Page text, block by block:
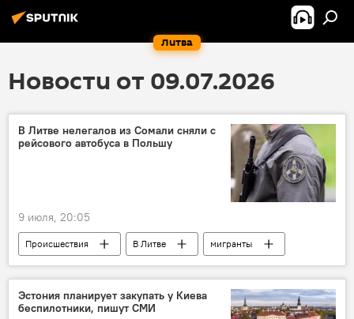
Литва
Новости от 09.07.2026
В Литве нелегалов из Сомали сняли с
рейсового автобуса в Польшу
9 июля, 20:05
Происшествия В Литве
мигранты
Литва
Государственная служба охраны государственной границы (VSAT)
Эстония планирует закупать у Киева
беспилотники, пишут СМИ